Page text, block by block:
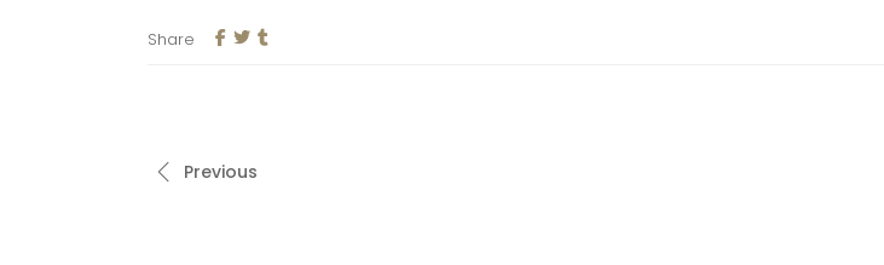
Share
Previous